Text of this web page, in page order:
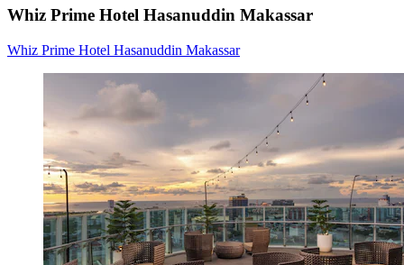
Whiz Prime Hotel Hasanuddin Makassar
Whiz Prime Hotel Hasanuddin Makassar